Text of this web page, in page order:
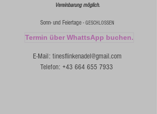
Vereinbarung möglich.
Sonn- und Feiertage -GESCHLOSSEN
E-Mail: tinesflinkenadel@gmail.com
Telefon: +43 664 655 7933
Termin über WhattsApp buchen.